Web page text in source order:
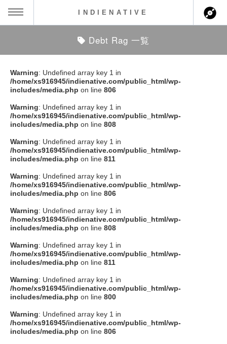
ス情報
ト情報
アーティスト
ション
ト
クト
SOCIAL
Facebook
INDIENATIVE
Debt Rag 一覧
Warning: Undefined array key 1 in
/home/xs916945/indienative.com/public_html/wp-
includes/media.php on line 806
Warning: Undefined array key 1 in
/home/xs916945/indienative.com/public_html/wp-
includes/media.php on line 808
Warning: Undefined array key 1 in
/home/xs916945/indienative.com/public_html/wp-
includes/media.php on line 811
Warning: Undefined array key 1 in
/home/xs916945/indienative.com/public_html/wp-
includes/media.php on line 806
Warning: Undefined array key 1 in
/home/xs916945/indienative.com/public_html/wp-
includes/media.php on line 808
Warning: Undefined array key 1 in
/home/xs916945/indienative.com/public_html/wp-
includes/media.php on line 811
Warning: Undefined array key 1 in
/home/xs916945/indienative.com/public_html/wp-
includes/media.php on line 800
Warning: Undefined array key 1 in
/home/xs916945/indienative.com/public_html/wp-
includes/media.php on line 806